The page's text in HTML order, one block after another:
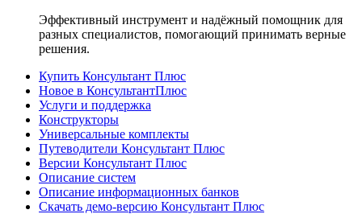
Эффективный инструмент и надёжный помощник для
разных специалистов, помогающий принимать верные
решения.
Купить Консультант Плюс
Новое в КонсультантПлюс
Услуги и поддержка
Конструкторы
Универсальные комплекты
Путеводители Консультант Плюс
Версии Консультант Плюс
Описание систем
Описание информационных банков
Скачать демо-версию Консультант Плюс